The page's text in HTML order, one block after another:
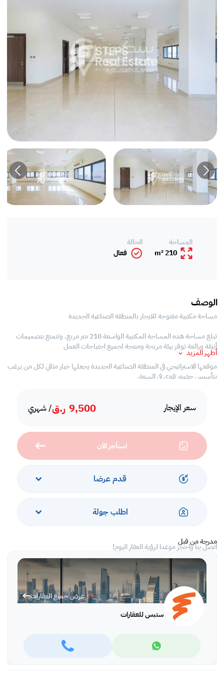
سعر الإيجار 9,500 ر.ق/ شهري
استأجر الآن
قدم عرضا
اطلب جولة
مدرجة من قبل
عرض جميع العقارات
ستبس للعقارات
المساحة
210 m²
الحالة
فعال
الوصف
مساحة مكتبية مفتوحة للايجار بالمنطقة الصناعية الجديدة
تبلغ مساحة هذه المساحة المكتبية الواسعة 210 متر مربع. وتتمتع بتصميمات
أنيقة ورائعة توفر بيئة مريحة ومنتجة لجميع احتياجات العمل
موقعها الاستراتيجي في المنطقة الصناعية الجديدة يجعلها خيار مثالي لكل من يرغب
بتأسيس حضور قوي في السوق
• المساحة: 243 متر مربع
• عدد 2 مطابخ خاصة
• عدد 2 حمام خاص
• تكييف مركزي
الخدمات والمرافق
• الدفاع المدني
اتصل بنا واحجز موعدا لرؤية العقار اليوم!
* تطبّق رسوم الشركة
أظهر المزيد